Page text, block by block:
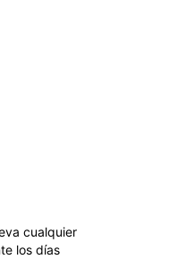
cualquier
los días